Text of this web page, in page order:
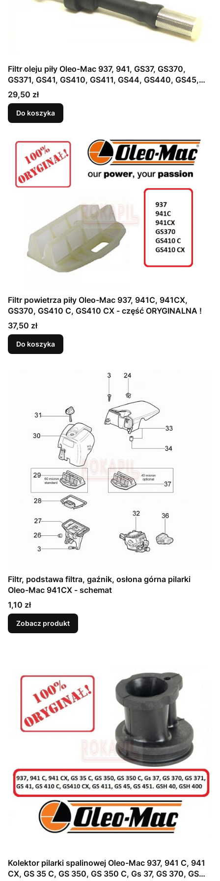
Filtr oleju piły Oleo-Mac 937, 941, GS37, GS370,
GS371, GS41, GS410, GS411, GS44, GS440, GS45,
GS451, OM 1800 E, OM 2000E - część ORYGINALNA !
Cena
29,50 zł
Do koszyka
Filtr powietrza piły Oleo-Mac 937, 941C, 941CX,
GS370, GS410 C, GS410 CX - część ORYGINALNA !
Cena
37,50 zł
Do koszyka
Filtr, podstawa filtra, gaźnik, osłona górna pilarki
Oleo-Mac 941CX - schemat
Cena
1,10 zł
Zobacz produkt
Kolektor pilarki spalinowej Oleo-Mac 937, 941 C, 941
CX, GS 35 C, GS 350, GS 350 C, Gs 37, GS 370, GS